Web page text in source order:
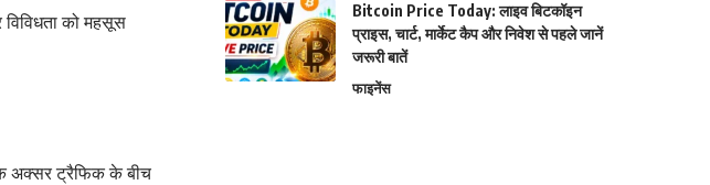
को महसूस
अक्सर ट्रैफिक के बीच
Bitcoin Price Today: लाइव बिटकॉइन
प्राइस, चार्ट, मार्केट कैप और निवेश से पहले जानें
जरूरी बातें
फाइनेंस